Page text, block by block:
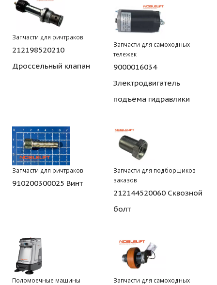
Запчасти для ричтраков
212198520210
Дроссельный клапан
Запчасти для самоходных
тележек
9000016034
Электродвигатель
подъёма гидравлики
Запчасти для ричтраков
910200300025 Винт
Запчасти для подборщиков
заказов
212144520060 Сквозной
болт
Поломоечные машины
Запчасти для самоходных